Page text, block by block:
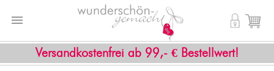
Versandkostenfrei ab 99,- € Bestellwert!
 shopping_cart
